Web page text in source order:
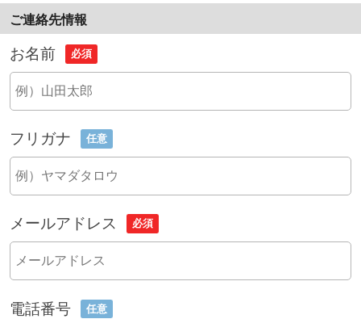
ご連絡先情報
お名前 必須
フリガナ 任意
メールアドレス 必須
電話番号 任意